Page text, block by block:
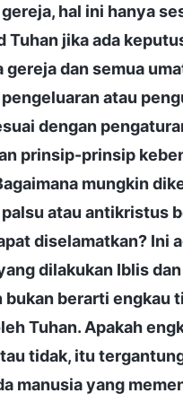
hal ini hanya
Tuhan jika ada
gereja dan semua
atau
dengan
prinsip-prinsip
mungkin
atau antikristus
diselamatkan? Ini
dilakukan Iblis dan
berarti engkau
Tuhan. Apakah
tidak, itu
manusia yang